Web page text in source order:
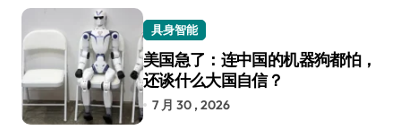
具身智能
美国急了：连中国的机器狗都怕，
还谈什么大国自信？
7 月 30 , 2026